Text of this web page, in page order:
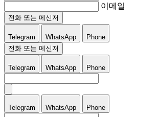
이메일
전화 또는 메신저
Telegram WhatsApp
Phone
전화 또는 메신저
Telegram WhatsApp Phone
Telegram WhatsApp Phone